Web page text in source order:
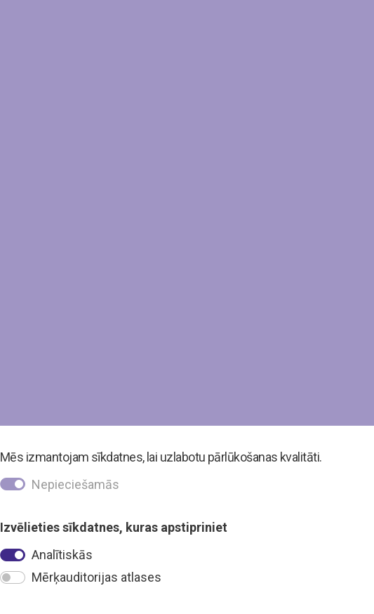
Mēs izmantojam sīkdatnes, lai uzlabotu pārlūkošanas kvalitāti.
Nepieciešamās
Izvēlieties sīkdatnes, kuras apstipriniet
Analītiskās
Mērķauditorijas atlases